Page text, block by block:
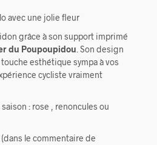
avec une jolie fleur
grâce à son support imprimé
du Poupoupidou . Son design
esthétique sympa à vos
cycliste vraiment
: rose , renoncules ou
le commentaire de